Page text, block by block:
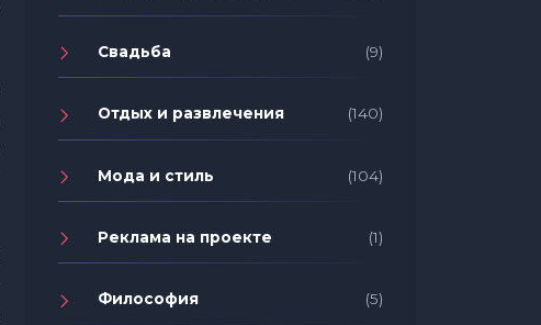
Свадьба (9)
Отдых и развлечения (140)
Мода и стиль (104)
Реклама на проекте (1)
Философия (5)